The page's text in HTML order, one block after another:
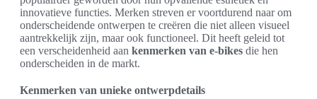
innovatieve functies. Merken streven er voortdurend naar om
onderscheidende ontwerpen te creëren die niet alleen visueel
aantrekkelijk zijn, maar ook functioneel. Dit heeft geleid tot
een verscheidenheid aan kenmerken van e-bikes die hen
onderscheiden in de markt.
Kenmerken van unieke ontwerpdetails